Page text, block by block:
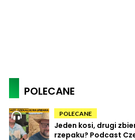
POLECANE
POLECANE
Jeden kosi, drugi
rzepaku? Podcast